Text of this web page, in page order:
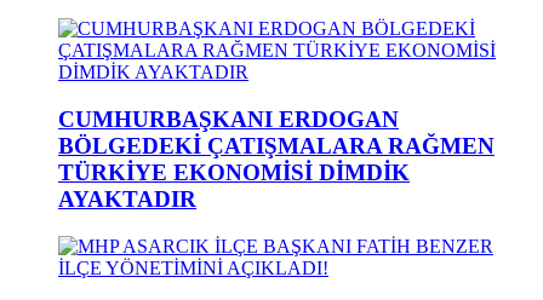
CUMHURBAŞKANI ERDOGAN
BÖLGEDEKİ ÇATIŞMALARA RAĞMEN
TÜRKİYE EKONOMİSİ DİMDİK
AYAKTADIR